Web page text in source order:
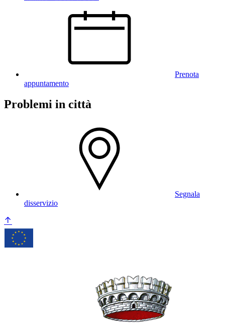
Prenota
appuntamento
Problemi in città
Segnala
disservizio